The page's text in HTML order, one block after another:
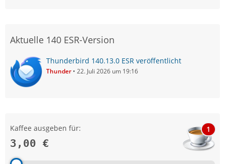
Aktuelle 140 ESR-Version
Thunderbird 140.13.0 ESR veröffentlicht
Thunder 22. Juli 2026 um 19:16
Kaffee ausgeben für:
3,00 €
1